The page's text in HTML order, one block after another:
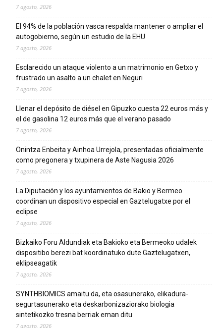
7 agosto, 2026
El 94% de la población vasca respalda mantener o ampliar el
autogobierno, según un estudio de la EHU
7 agosto, 2026
Esclarecido un ataque violento a un matrimonio en Getxo y
frustrado un asalto a un chalet en Neguri
7 agosto, 2026
Llenar el depósito de diésel en Gipuzko cuesta 22 euros más y
el de gasolina 12 euros más que el verano pasado
7 agosto, 2026
Onintza Enbeita y Ainhoa Urrejola, presentadas oficialmente
como pregonera y txupinera de Aste Nagusia 2026
7 agosto, 2026
La Diputación y los ayuntamientos de Bakio y Bermeo
coordinan un dispositivo especial en Gaztelugatxe por el
eclipse
7 agosto, 2026
Bizkaiko Foru Aldundiak eta Bakioko eta Bermeoko udalek
dispositibo berezi bat koordinatuko dute Gaztelugatxen,
eklipseagatik
7 agosto, 2026
SYNTHBIOMICS amaitu da, eta osasunerako, elikadura-
segurtasunerako eta deskarbonizaziorako biologia
sintetikozko tresna berriak eman ditu
7 agosto, 2026